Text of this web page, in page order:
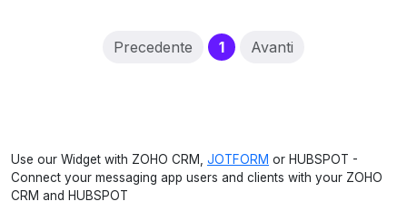
Precedente 1(current)
Avanti
Use our Widget with ZOHO CRM, JOTFORM or HUBSPOT -
Connect your messaging app users and clients with your ZOHO
CRM and HUBSPOT